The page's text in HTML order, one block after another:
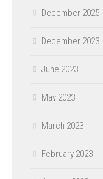
December 2025
December 2023
June 2023
May 2023
March 2023
February 2023